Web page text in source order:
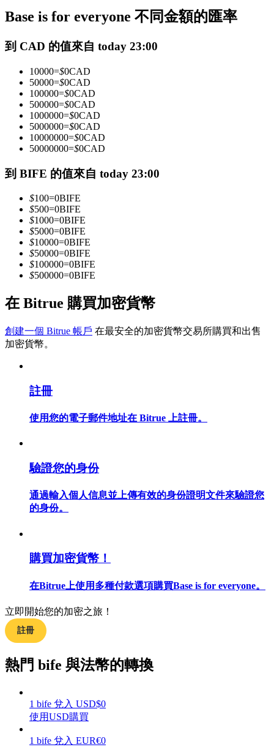
跟單
與頂尖交易專家同行
成為跟單交易員
坐享盈利分成和跟單分傭
合約資訊
合約指南
學習如何保持盈利
Base is for everyone 不同金額的匯率
到 CAD 的值來自 today 23:00
10000=$0CAD
50000=$0CAD
100000=$0CAD
500000=$0CAD
1000000=$0CAD
5000000=$0CAD
10000000=$0CAD
50000000=$0CAD
到 BIFE 的值來自 today 23:00
$100=0BIFE
$500=0BIFE
$1000=0BIFE
$5000=0BIFE
$10000=0BIFE
$50000=0BIFE
$100000=0BIFE
$500000=0BIFE
在 Bitrue 購買加密貨幣
創建一個 Bitrue 帳戶 在最安全的加密貨幣交易所購買和出售
加密貨幣。
註冊
使用您的電子郵件地址在 Bitrue 上註冊。
驗證您的身份
通過輸入個人信息並上傳有效的身份證明文件來驗證您
的身份。
購買加密貨幣！
在Bitrue上使用多種付款選項購買Base is for everyone。
立即開始您的加密之旅！
註冊
熱門 bife 與法幣的轉換
1 bife 兌入 USD$0
使用USD購買
1 bife 兌入 EUR€0